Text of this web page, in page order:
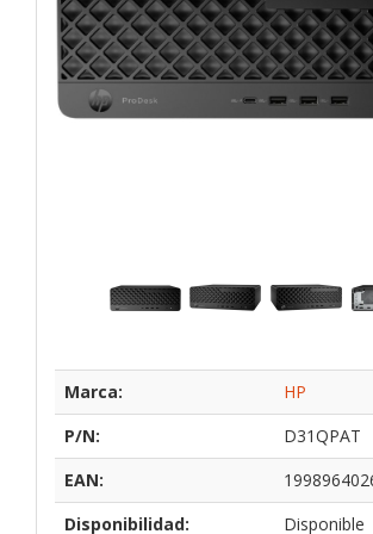
Marca:
HP
P/N:
D31QPAT
EAN:
Disponibilidad:
Disponible